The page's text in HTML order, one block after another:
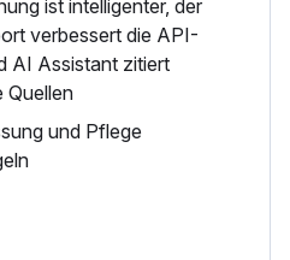
ist intelligenter, der
verbessert die API-
AI Assistant zitiert
Quellen
und Pflege